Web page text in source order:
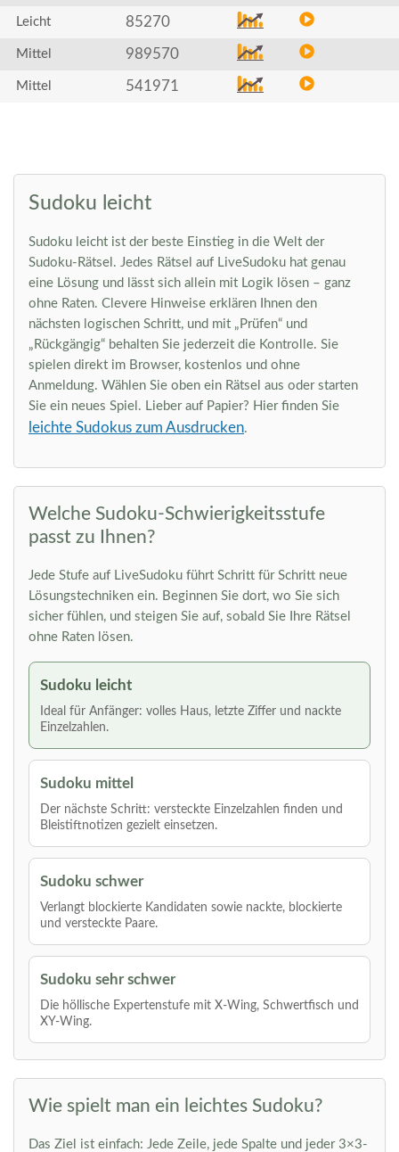
Leicht 85270
Mittel 989570
Mittel 541971
Sudoku leicht
Sudoku leicht ist der beste Einstieg in die Welt der
Sudoku-Rätsel. Jedes Rätsel auf LiveSudoku hat genau
eine Lösung und lässt sich allein mit Logik lösen – ganz
ohne Raten. Clevere Hinweise erklären Ihnen den
nächsten logischen Schritt, und mit „Prüfen“ und
„Rückgängig“ behalten Sie jederzeit die Kontrolle. Sie
spielen direkt im Browser, kostenlos und ohne
Anmeldung. Wählen Sie oben ein Rätsel aus oder starten
Sie ein neues Spiel. Lieber auf Papier? Hier finden Sie
leichte Sudokus zum Ausdrucken.
Welche Sudoku-Schwierigkeitsstufe
passt zu Ihnen?
Jede Stufe auf LiveSudoku führt Schritt für Schritt neue
Lösungstechniken ein. Beginnen Sie dort, wo Sie sich
sicher fühlen, und steigen Sie auf, sobald Sie Ihre Rätsel
ohne Raten lösen.
Sudoku leicht
Ideal für Anfänger: volles Haus, letzte Ziffer und nackte
Einzelzahlen.
Sudoku mittel
Der nächste Schritt: versteckte Einzelzahlen finden und
Bleistiftnotizen gezielt einsetzen.
Sudoku schwer
Verlangt blockierte Kandidaten sowie nackte, blockierte
und versteckte Paare.
Sudoku sehr schwer
Die höllische Expertenstufe mit X-Wing, Schwertfisch und
XY-Wing.
Wie spielt man ein leichtes Sudoku?
Das Ziel ist einfach: Jede Zeile, jede Spalte und jeder 3×3-